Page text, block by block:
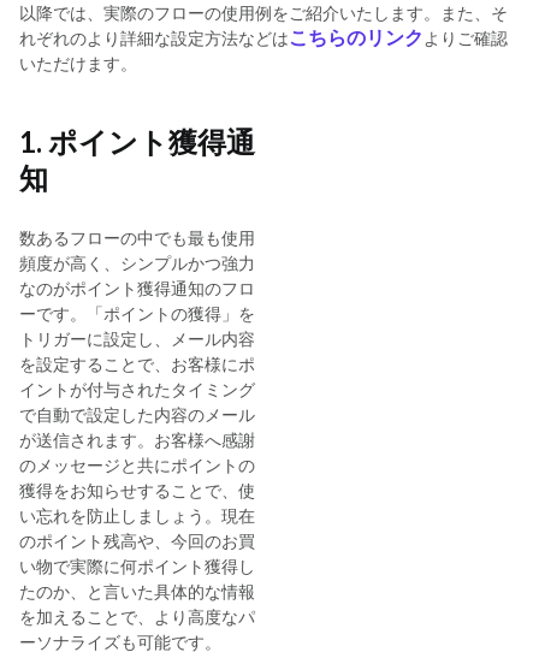
以降では、実際のフローの使用例をご紹介いたします。また、そ
れぞれのより詳細な設定方法などはこちらのリンク よりご確認
いただけます。
1. ポイント獲得通
知
数あるフローの中でも最も使用
頻度が高く、シンプルかつ強力
なのがポイント獲得通知のフロ
ーです。「ポイントの獲得」を
トリガーに設定し、メール内容
を設定することで、お客様にポ
イントが付与されたタイミング
で自動で設定した内容のメール
が送信されます。お客様へ感謝
のメッセージと共にポイントの
獲得をお知らせすることで、使
い忘れを防止しましょう。現在
のポイント残高や、今回のお買
い物で実際に何ポイント獲得し
たのか、と言いた具体的な情報
を加えることで、より高度なパ
ーソナライズも可能です。